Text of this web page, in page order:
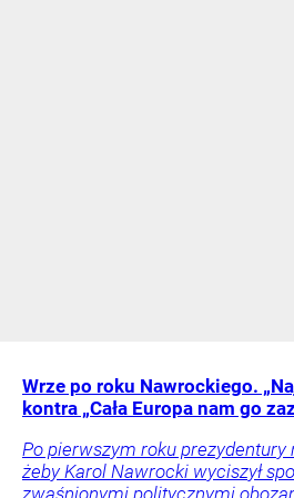
Wrze po roku Nawrockiego.
kontra „Cała Europa nam go
Po pierwszym roku prezydentury
żeby Karol Nawrocki wyciszył